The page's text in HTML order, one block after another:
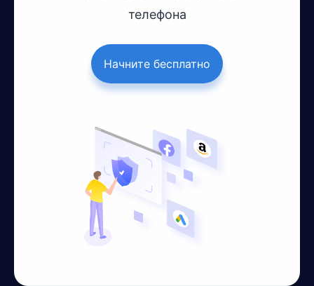
телефона
Начните бесплатно